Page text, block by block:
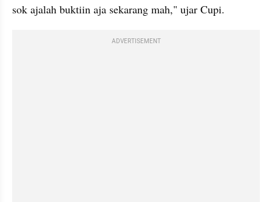
sok ajalah buktiin aja sekarang mah," ujar Cupi.
ADVERTISEMENT